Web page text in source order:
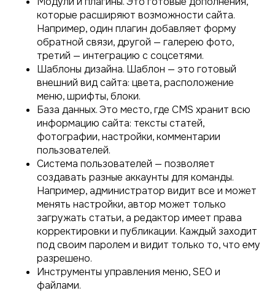
которые расширяют возможности сайта.
Например, один плагин добавляет форму
обратной связи, другой — галерею фото,
третий — интеграцию с соцсетями.
Шаблоны дизайна. Шаблон — это готовый
внешний вид сайта: цвета, расположение
меню, шрифты, блоки.
База данных. Это место, где CMS хранит всю
информацию сайта: тексты статей,
фотографии, настройки, комментарии
пользователей.
Система пользователей — позволяет
создавать разные аккаунты для команды.
Например, администратор видит все и может
менять настройки, автор может только
загружать статьи, а редактор имеет права
корректировки и публикации. Каждый заходит
под своим паролем и видит только то, что ему
разрешено.
Инструменты управления меню, SEO и
файлами.